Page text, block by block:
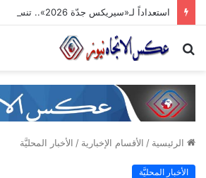
بحث
الرئيسية / الأقسام الإخبارية / الأخبار المحليَّة
الأخبار المحليَّة